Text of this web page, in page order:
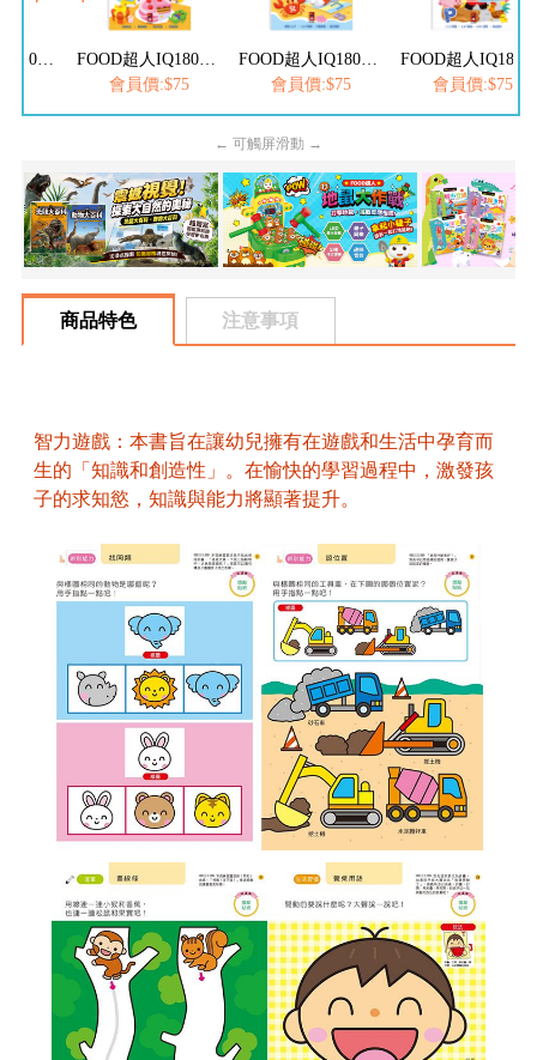
會員價:$75
會員價:$75
會員價:$75
← 可觸屏滑動 →
商品特色 注意事項
智力遊戲：本書旨在讓幼兒擁有在遊戲和生活中孕育而
生的「知識和創造性」。在愉快的學習過程中，激發孩
子的求知慾，知識與能力將顯著提升。